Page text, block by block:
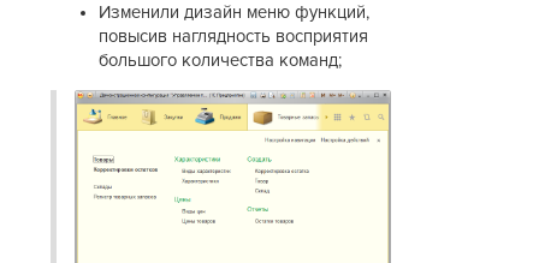
Изменили дизайн меню функций,
повысив наглядность восприятия
большого количества команд;